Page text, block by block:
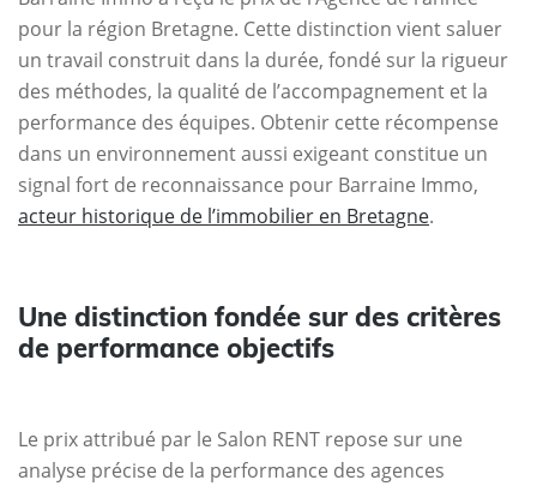
pour la région Bretagne. Cette distinction vient saluer
un travail construit dans la durée, fondé sur la rigueur
des méthodes, la qualité de l’accompagnement et la
performance des équipes. Obtenir cette récompense
dans un environnement aussi exigeant constitue un
signal fort de reconnaissance pour Barraine Immo,
acteur historique de l’immobilier en Bretagne.
Une distinction fondée sur des critères
de performance objectifs
Le prix attribué par le Salon RENT repose sur une
analyse précise de la performance des agences